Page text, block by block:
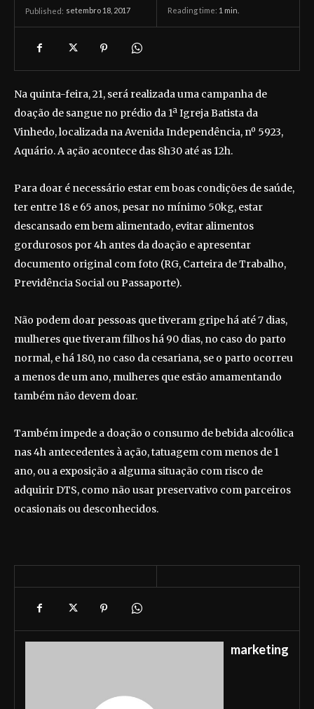
Published: setembro 18, 2017 Reading time: 1 min.
Na quinta-feira, 21, será realizada uma campanha de
doação de sangue no prédio da 1ª Igreja Batista da
Vinhedo, localizada na Avenida Independência, nº 5923,
Aquário. A ação acontece das 8h30 até as 12h.
Para doar é necessário estar em boas condições de saúde,
ter entre 18 e 65 anos, pesar no mínimo 50kg, estar
descansado em bem alimentado, evitar alimentos
gordurosos por 4h antes da doação e apresentar
documento original com foto (RG, Carteira de Trabalho,
Previdência Social ou Passaporte).
Não podem doar pessoas que tiveram gripe há até 7 dias,
mulheres que tiveram filhos há 90 dias, no caso do parto
normal, e há 180, no caso da cesariana, se o parto ocorreu
a menos de um ano, mulheres que estão amamentando
também não devem doar.
Também impede a doação o consumo de bebida alcoólica
nas 4h antecedentes à ação, tatuagem com menos de 1
ano, ou a exposição a alguma situação com risco de
adquirir DTS, como não usar preservativo com parceiros
ocasionais ou desconhecidos.
marketing